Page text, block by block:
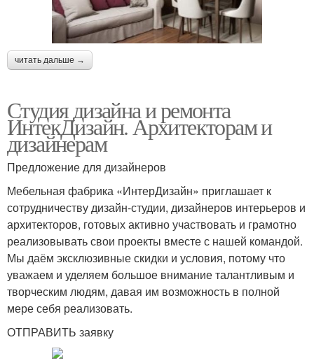
читать дальше →
Студия дизайна и ремонта
ИнтекДизайн. Архитекторам и
дизайнерам
Предложение для дизайнеров
Мебельная фабрика «ИнтерДизайн» приглашает к
сотрудничеству дизайн-студии, дизайнеров интерьеров и
архитекторов, готовых активно участвовать и грамотно
реализовывать свои проекты вместе с нашей командой.
Мы даём эксклюзивные скидки и условия, потому что
уважаем и уделяем большое внимание талантливым и
творческим людям, давая им возможность в полной
мере себя реализовать.
ОТПРАВИТЬ заявку